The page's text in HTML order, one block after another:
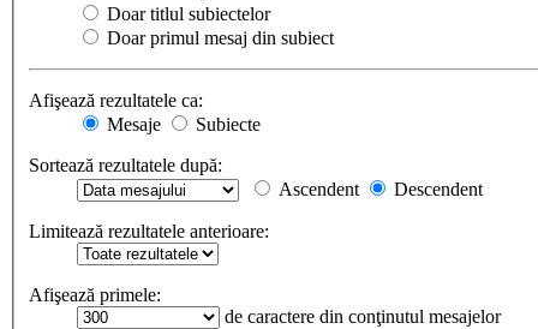
Doar titlul subiectelor
Doar primul mesaj din subiect
Afişează rezultatele ca:
Mesaje
Subiecte
Sortează rezultatele după:
Ascendent
Descendent
Limitează rezultatele anterioare:
Afişează primele:
de caractere din conţinutul mesajelor